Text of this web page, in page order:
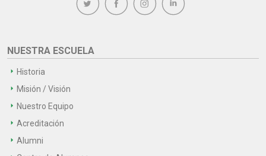
NUESTRA ESCUELA
Historia
Misión / Visión
Nuestro Equipo
Acreditación
Alumni